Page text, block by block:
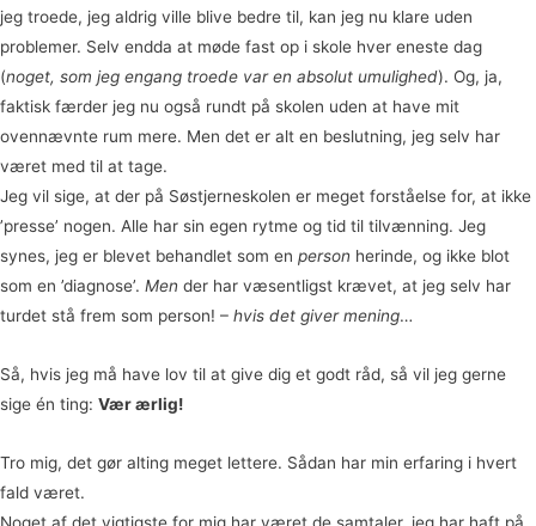
jeg troede, jeg aldrig ville blive bedre til, kan jeg nu klare uden
problemer. Selv endda at møde fast op i skole hver eneste dag
(noget, som jeg engang troede var en absolut umulighed). Og, ja,
faktisk færder jeg nu også rundt på skolen uden at have mit
ovennævnte rum mere. Men det er alt en beslutning, jeg selv har
været med til at tage.
Jeg vil sige, at der på Søstjerneskolen er meget forståelse for, at ikke
’presse’ nogen. Alle har sin egen rytme og tid til tilvænning. Jeg
synes, jeg er blevet behandlet som en person herinde, og ikke blot
som en ’diagnose’. Men der har væsentligst krævet, at jeg selv har
turdet stå frem som person! – hvis det giver mening…
Så, hvis jeg må have lov til at give dig et godt råd, så vil jeg gerne
sige én ting: Vær ærlig!
Tro mig, det gør alting meget lettere. Sådan har min erfaring i hvert
fald været.